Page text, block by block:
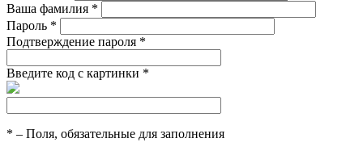
Ваша фамилия *
Пароль *
Подтверждение пароля *
Введите код с картинки *
* – Поля, обязательные для заполнения